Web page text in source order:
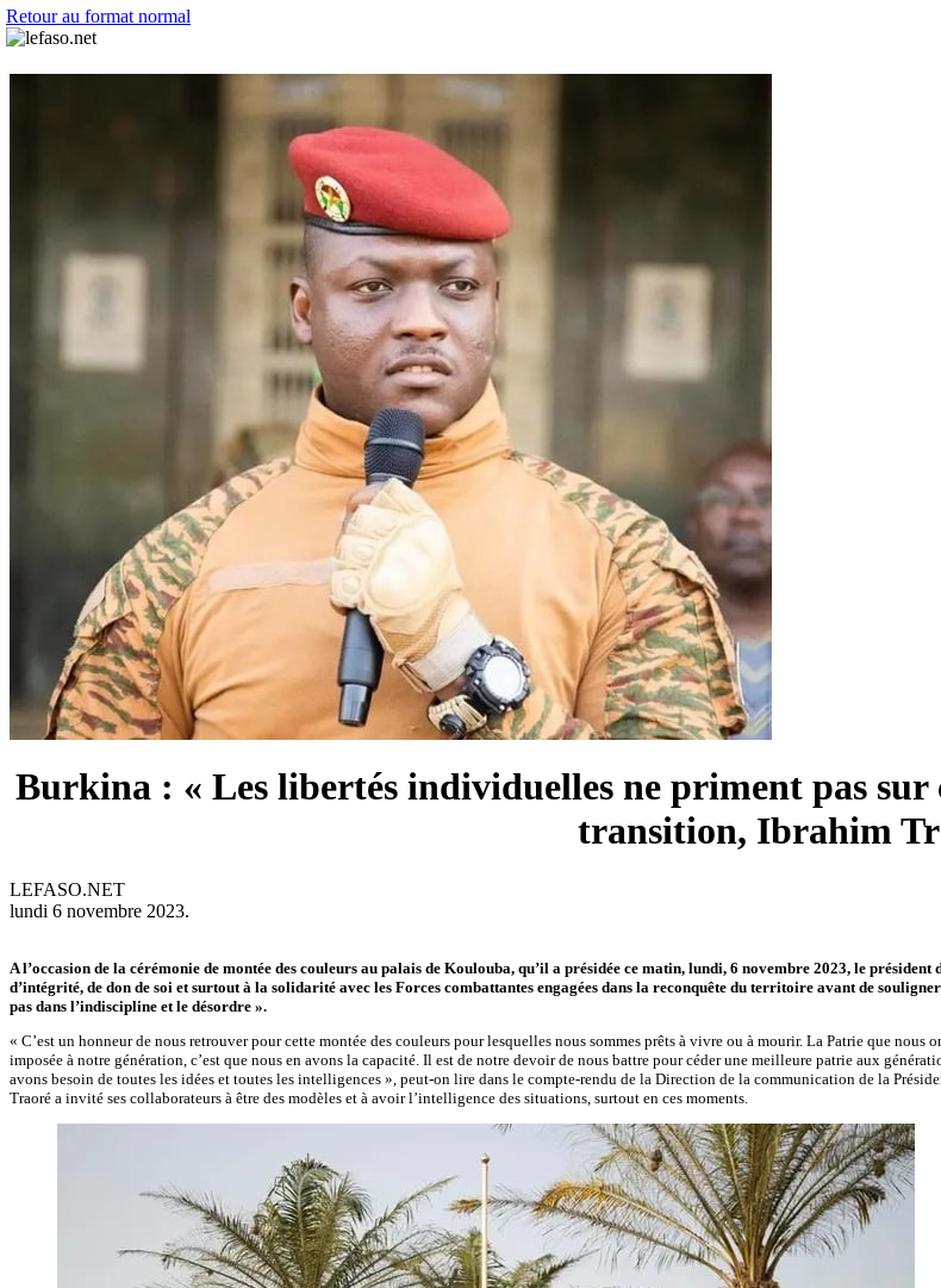
Retour au format normal
Burkina : « Les libertés individuelles ne priment pas sur
transition, Ibrahim
LEFASO.NET
lundi 6 novembre 2023.
A l’occasion de la cérémonie de montée des couleurs au palais de Koulouba, qu’il a présidée ce matin, lundi, 6 novembre 2023, le
d’intégrité, de don de soi et surtout à la solidarité avec les Forces combattantes engagées dans la reconquête du territoire avant de
pas dans l’indiscipline et le désordre ».
« C’est un honneur de nous retrouver pour cette montée des couleurs pour lesquelles nous sommes prêts à vivre ou à mourir. La Patrie que nous
imposée à notre génération, c’est que nous en avons la capacité. Il est de notre devoir de nous battre pour céder une meilleure patrie aux
avons besoin de toutes les idées et toutes les intelligences », peut-on lire dans le compte-rendu de la Direction de la communication de la
Traoré a invité ses collaborateurs à être des modèles et à avoir l’intelligence des situations, surtout en ces moments.